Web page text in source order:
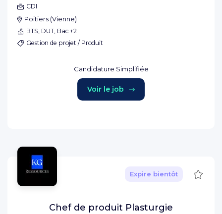
CDI
Poitiers (Vienne)
BTS, DUT, Bac +2
Gestion de projet / Produit
Candidature Simplifiée
Voir le job
Expire bientôt
Chef de produit Plasturgie